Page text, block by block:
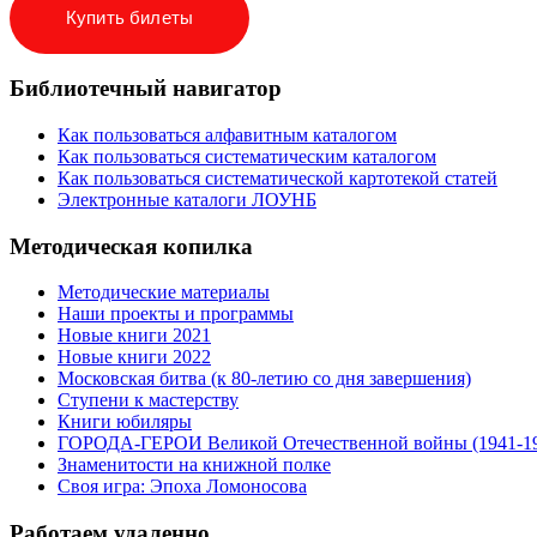
Купить билеты
Библиотечный навигатор
Как пользоваться алфавитным каталогом
Как пользоваться систематическим каталогом
Как пользоваться систематической картотекой статей
Электронные каталоги ЛОУНБ
Методическая копилка
Методические материалы
Наши проекты и программы
Новые книги 2021
Новые книги 2022
Московская битва (к 80-летию со дня завершения)
Ступени к мастерству
Книги юбиляры
ГОРОДА-ГЕРОИ Великой Отечественной войны (1941-
Знаменитости на книжной полке
Своя игра: Эпоха Ломоносова